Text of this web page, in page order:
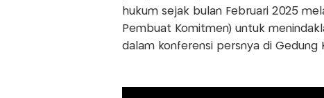
hukum sejak bulan Februari 2025
Pembuat Komitmen) untuk
dalam konferensi persnya di Gedung